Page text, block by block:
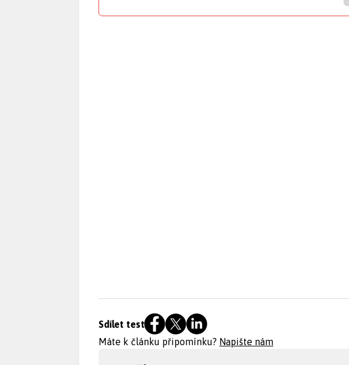
Sdílet test
Máte k článku připomínku? Napište nám